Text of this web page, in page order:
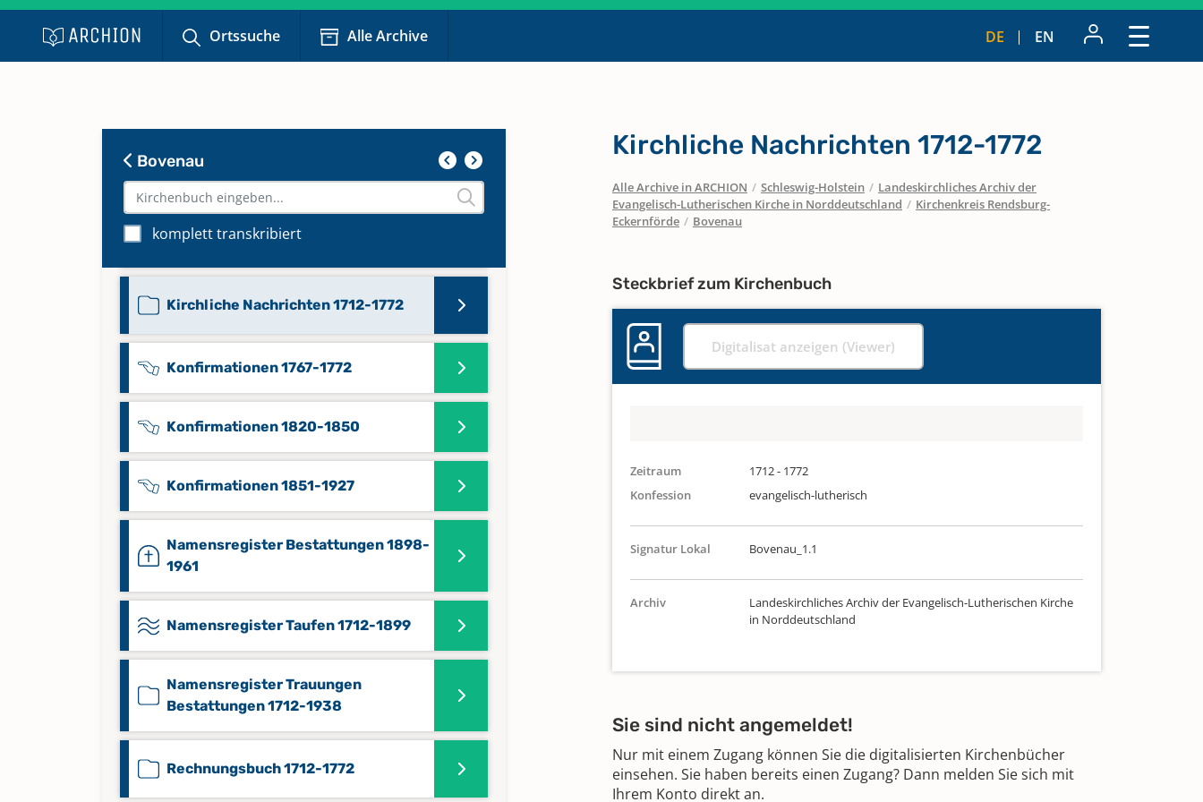
Ortssuche Alle Archive DE EN
Bovenau
komplett transkribiert
Bestattungen 1887-1898
Deprecanten 1864-1899
Kirchliche Nachrichten 1712-1772
Konfirmationen 1767-1772
Konfirmationen 1820-1850
Konfirmationen 1851-1927
Namensregister Bestattungen 1898-
1961
Namensregister Taufen 1712-1899
Namensregister Trauungen
Bestattungen 1712-1938
Rechnungsbuch 1712-1772
Kirchliche Nachrichten 1712-1772
Alle Archive in ARCHION / Schleswig-Holstein / Landeskirchliches Archiv der
Evangelisch-Lutherischen Kirche in Norddeutschland / Kirchenkreis Rendsburg-
Eckernförde / Bovenau
Steckbrief zum Kirchenbuch
Digitalisat anzeigen (Viewer)
Zeitraum
1712 - 1772
Konfession
evangelisch-lutherisch
Signatur Lokal Bovenau_1.1
Archiv
Landeskirchliches Archiv der Evangelisch-Lutherischen Kirche
in Norddeutschland
Sie sind nicht angemeldet!
Nur mit einem Zugang können Sie die digitalisierten Kirchenbücher
einsehen. Sie haben bereits einen Zugang? Dann melden Sie sich mit
Ihrem Konto direkt an.